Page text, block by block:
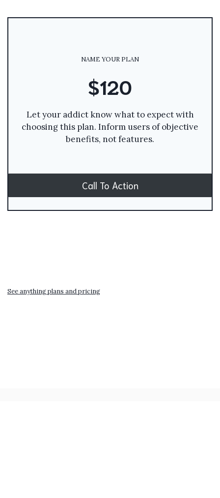
NAME YOUR PLAN
$120
Let your addict know what to expect with
choosing this plan. Inform users of objective
benefits, not features.
Call To Action
See anything plans and pricing